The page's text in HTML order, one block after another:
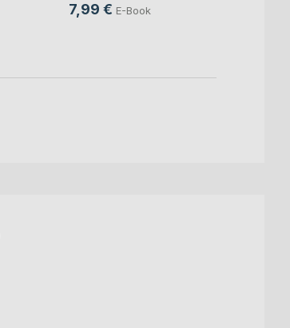
7,99 € E-Book